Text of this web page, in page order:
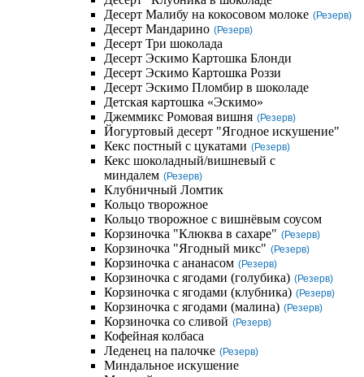
Десерт Малибу на кокосовом молоке (Резерв)
Десерт Мандарино (Резерв)
Десерт Три шоколада
Десерт Эскимо Картошка Блонди
Десерт Эскимо Картошка Роззи
Десерт Эскимо Пломбир в шоколаде
Детская картошка «Эскимо»
Джеммикс Ромовая вишня (Резерв)
Йогуртовый десерт "Ягодное искушение"
Кекс постный с цукатами (Резерв)
Кекс шоколадный/вишневый с
миндалем (Резерв)
Клубничный Ломтик
Кольцо творожное
Кольцо творожное с вишнёвым соусом
Корзиночка "Клюква в сахаре" (Резерв)
Корзиночка "Ягодный микс" (Резерв)
Корзиночка с ананасом (Резерв)
Корзиночка с ягодами (голубика) (Резерв)
Корзиночка с ягодами (клубника) (Резерв)
Корзиночка с ягодами (малина) (Резерв)
Корзиночка со сливой (Резерв)
Кофейная колбаса
Леденец на палочке (Резерв)
Миндальное искушение